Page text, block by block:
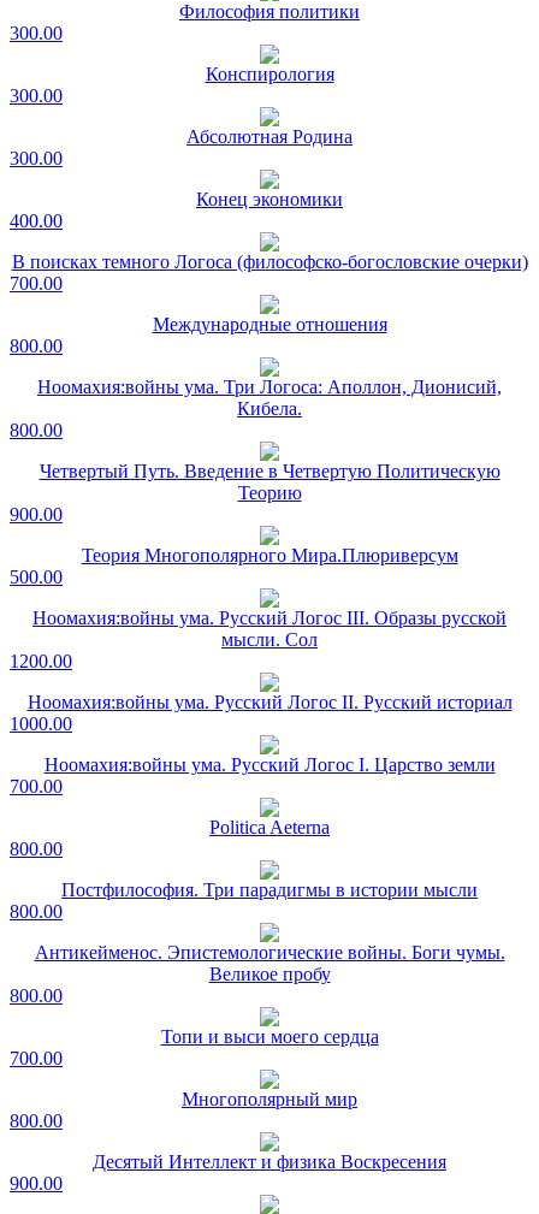
Философия политики
300.00
Конспирология
300.00
Абсолютная Родина
300.00
Конец экономики
400.00
В поисках темного Логоса (философско-богословские очерки)
700.00
Международные отношения
800.00
Ноомахия:войны ума. Три Логоса: Аполлон, Дионисий,
Кибела.
800.00
Четвертый Путь. Введение в Четвертую Политическую
Теорию
900.00
Теория Многополярного Мира.Плюриверсум
500.00
Ноомахия:войны ума. Русский Логос III. Образы русской
мысли. Сол
1200.00
Ноомахия:войны ума. Русский Логос II. Русский историал
1000.00
Ноомахия:войны ума. Русский Логос I. Царство земли
700.00
Politica Aeterna
800.00
Постфилософия. Три парадигмы в истории мысли
800.00
Антикейменос. Эпистемологические войны. Боги чумы.
Великое пробу
800.00
Топи и выси моего сердца
700.00
Многополярный мир
800.00
Десятый Интеллект и физика Воскресения
900.00